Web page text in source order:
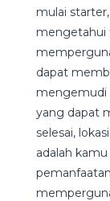
mulai
mengetahui
dapat
mengemudi
yang dapat
selesai,
adalah